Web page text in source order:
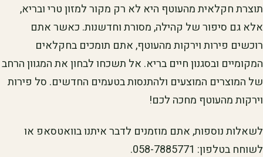
תוצרת חקלאית מהעוטף היא לא רק מקור למזון טרי ובריא,
אלא גם סיפור של קהילה, מסורת וחדשנות. כאשר אתם
רוכשים פירות וירקות מהעוטף, אתם תומכים בחקלאים
המקומיים ובסגנון חיים בריא. אל תשכחו לבחון את המגוון הרחב
של המוצרים המוצעים ולהתנסות בטעמים החדשים. סל פירות
וירקות מהעוטף מחכה לכם!
לשאלות נוספות, אתם מוזמנים לדבר איתנו בוואטסאפ או
לשוחח בטלפון: 058-7885771.